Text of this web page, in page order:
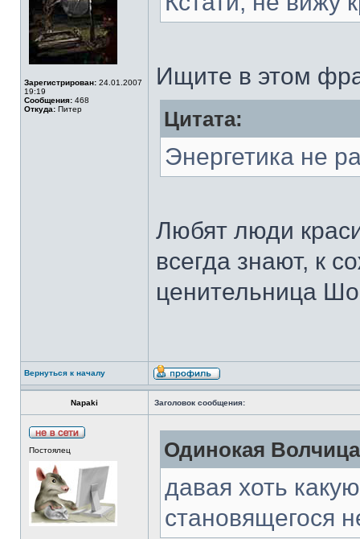
Зарегистрирован: 24.01.2007
19:19
Сообщения: 468
Откуда: Питер
Ищите в этом
Цитата:
Энергетика не
Любят люди
всегда знают, к
ценительница
Вернуться к началу
Napaki Заголовок сообщения:
Постоялец Одинокая
давая хоть
становящегося